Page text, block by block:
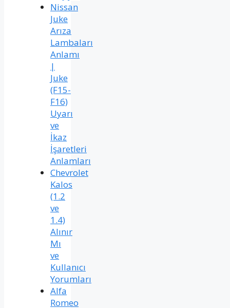
Nissan
Juke
Arıza
Lambaları
Anlamı
|
Juke
(F15-
F16)
Uyarı
ve
İkaz
İşaretleri
Anlamları
Chevrolet
Kalos
(1.2
ve
1.4)
Alınır
Mı
ve
Kullanıcı
Yorumları
Alfa
Romeo